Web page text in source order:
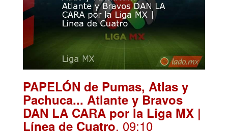
PAPELÓN de Pumas, Atlas y
Pachuca... Atlante y Bravos
DAN LA CARA por la Liga MX |
Línea de Cuatro. 09:10